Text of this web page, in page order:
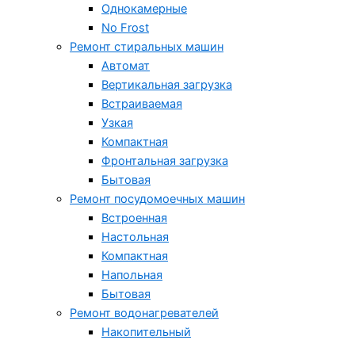
Однокамерные
No Frost
Ремонт стиральных машин
Автомат
Вертикальная загрузка
Встраиваемая
Узкая
Компактная
Фронтальная загрузка
Бытовая
Ремонт посудомоечных машин
Встроенная
Настольная
Компактная
Напольная
Бытовая
Ремонт водонагревателей
Накопительный